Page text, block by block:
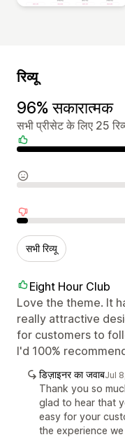
रिव्यू
96% सकारात्मक
सभी प्रीसेट के लिए 25
सकारात्मक रिव्यू
न्यूट्रल रिव्यू
नकारात्मक रिव्यू
सभी रिव्यू
Eight Hour Club
Love the theme. It
really attractive
for customers to
I'd 100%
डिज़ाइनर का जवाबJul
Thank you so
glad to hear that
easy for your
the experience